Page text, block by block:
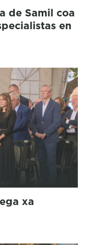
de Samil coa
en
xa